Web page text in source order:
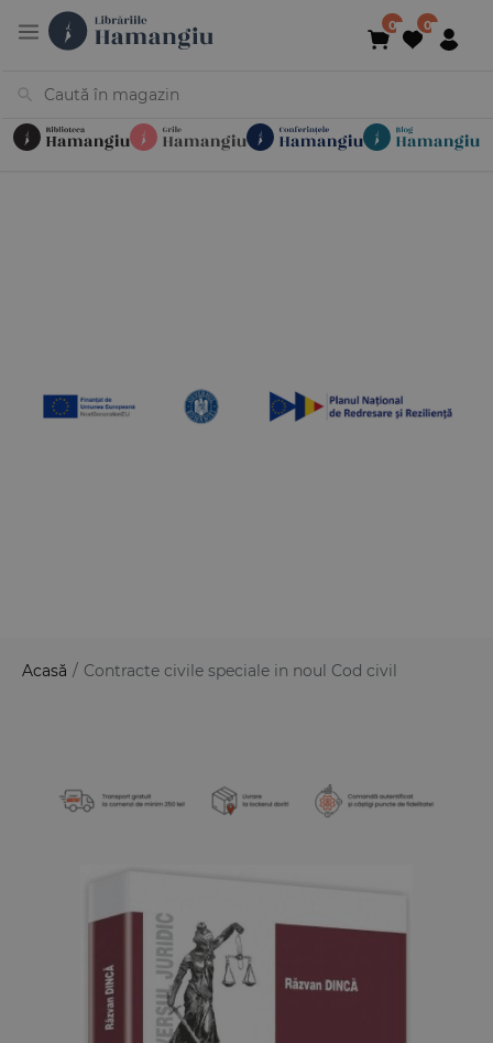
Acasă / Contracte civile speciale in noul Cod civil